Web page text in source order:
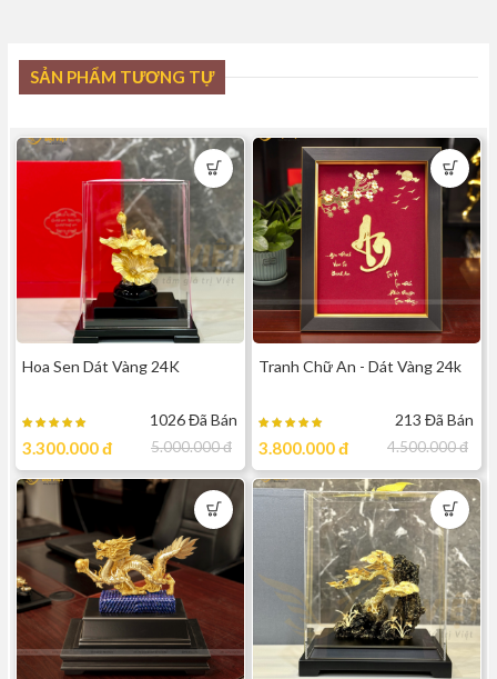
SẢN PHẨM TƯƠNG TỰ
Hoa Sen Dát Vàng 24K
1026 Đã Bán
3.300.000đ 5.000.000đ
Tranh Chữ An - Dát Vàng 24k
213 Đã Bán
3.800.000đ 4.500.000đ